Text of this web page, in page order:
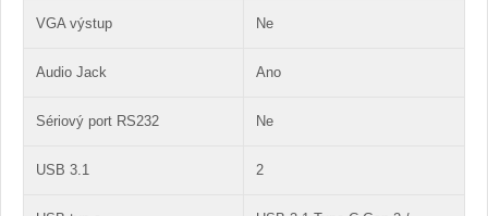
VGA výstup Ne
Audio Jack Ano
Sériový port RS232 Ne
USB 3.1 2